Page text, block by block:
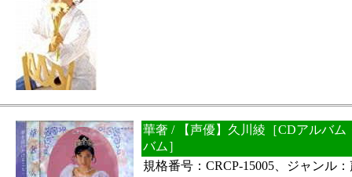
華奢 / 【声優】久川綾［CDアルバム
バム］
規格番号：CRCP-15005、ジャンル